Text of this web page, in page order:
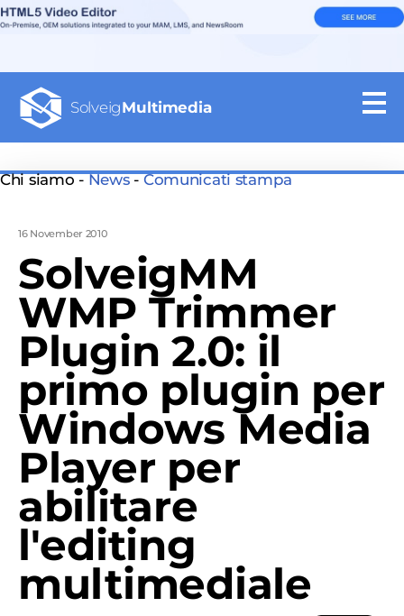
SolveigMultimedia
Chi siamo -News-Comunicati stampa
16 November 2010
SolveigMM
WMP Trimmer
Plugin 2.0: il
primo plugin per
Windows Media
Player per
abilitare
l'editing
multimediale